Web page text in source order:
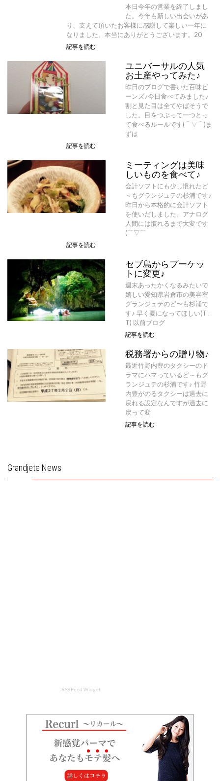
本日今年の営業を終了しまし
た。今年も新しい出会いがあ
り、支えて頂いたお客様に感謝して楽しい一年に
なりました。本当にありがとうございます。20
記事を読む
ユニバーサルの人気
お土産やってみた♪
昨日のブログで書いた百味ビ
ーンズ♪今日食べてみました♪
割と見た目は全てやばそうで
した。目をつぶって一つとっ
て食べるルールです(⌒▽⌒)ま
ずは
記事を読む
ミーティングは美味
しいものを食べて♪
会計ソフトにも少し慣れたど
～もグランジュテの杉浦です♪
昨日から本格的に会計ソフト
を使いだしました。アナログ
人間には慣れるまで大変です
(⌒▽⌒
記事を読む
セブ島からプーケッ
トに変更♪
週末あったかくなるみたいで
嬉しい愛知県岩倉市の美容室
グランジュテのど〜も杉浦で
す♪ 早く夏になってほしい(T .
T) 以前ブログ
記事を読む
税務署からの贈り物♪
最近竹野内豊のタクシーのド
ラマにハマっているど～もグ
ランジュテの杉浦です♪ 竹野
内豊がのるタクシーは過去に
戻れる設定なんですが過去に
戻って変
記事を読む
Grandjete News
RSS Feed Widget